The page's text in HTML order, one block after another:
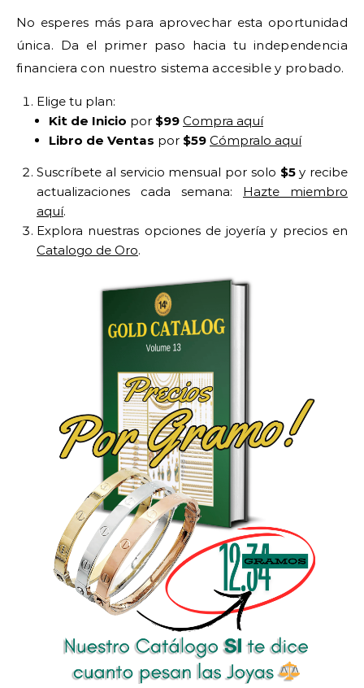
No esperes más para aprovechar esta oportunidad
única. Da el primer paso hacia tu independencia
financiera con nuestro sistema accesible y probado.
Elige tu plan:
Kit de Inicio por $99 Compra aquí
Libro de Ventas por $59 Cómpralo aquí
Suscríbete al servicio mensual por solo $5y recibe
actualizaciones cada semana: Hazte miembro
aquí.
Explora nuestras opciones de joyería y precios en
Catalogo de Oro.